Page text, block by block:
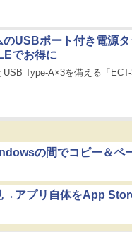
のUSBポート付き電源
でお得に
USB Type-A×3を備える「
の間でコピー＆ペ
→アプリ自体をApp